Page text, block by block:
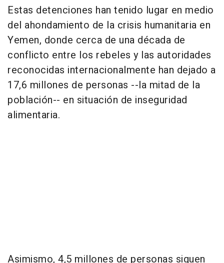
Estas detenciones han tenido lugar en medio
del ahondamiento de la crisis humanitaria en
Yemen, donde cerca de una década de
conflicto entre los rebeles y las autoridades
reconocidas internacionalmente han dejado a
17,6 millones de personas --la mitad de la
población-- en situación de inseguridad
alimentaria.
Asimismo, 4,5 millones de personas siguen